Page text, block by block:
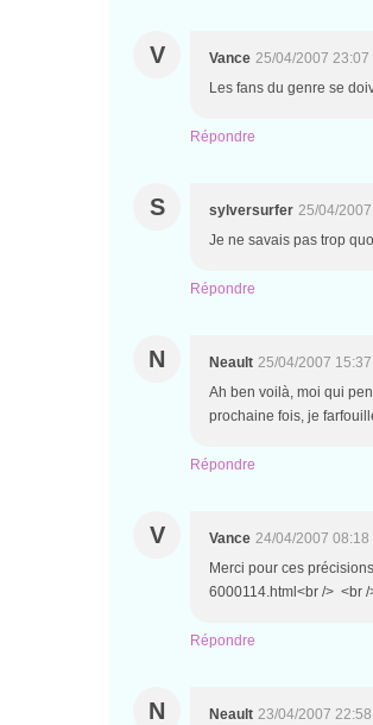
V Vance 25/04/2007 23:07
Les fans du genre se
Répondre
S sylversurfer 25/04/
Je ne savais pas trop
Répondre
N Neault 25/04/2007 15:37
Ah ben voilà, moi qui
prochaine fois, je
Répondre
V Vance 24/04/2007 08:18
Merci pour ces
6000114.html<br /> <br
Répondre
N Neault 23/04/2007 22:58